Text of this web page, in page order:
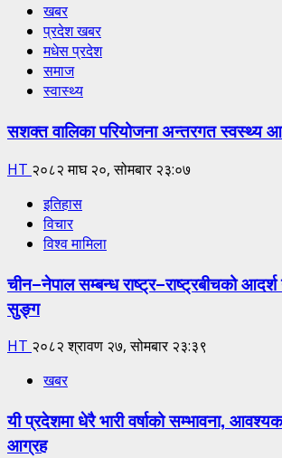
खबर
प्रदेश खबर
मधेस प्रदेश
समाज
स्वास्थ्य
सशक्त वालिका परियोजना अन्तरगत स्वस्थ्य
HT २०८२ माघ २०, सोमबार २३:०७
इतिहास
विचार
विश्व मामिला
चीन–नेपाल सम्बन्ध राष्ट्र–राष्ट्रबीचको
सुङ्ग
HT २०८२ श्रावण २७, सोमबार २३:३९
खबर
यी प्रदेशमा धेरै भारी वर्षाको सम्भावना,
आग्रह